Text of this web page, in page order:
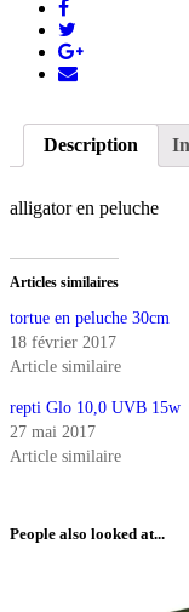
Description
alligator en peluche
Articles similaires
tortue en peluche 30cm
18 février 2017
Article similaire
repti Glo 10,0 UVB 15w
27 mai 2017
Article similaire
People also looked at...